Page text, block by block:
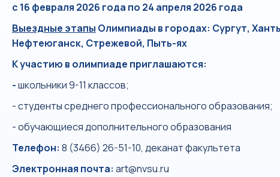
с 16 февраля 2026 года по 24 апреля 2026 года
Выездные этапы Олимпиады в городах: Сургут,
Нефтеюганск, Стрежевой, Пыть-ях
К участию в олимпиаде приглашаются:
-школьники 9-11 классов;
- студенты среднего профессионального образования;
- обучающиеся дополнительного образования
Телефон: 8 (3466) 26-51-10, деканат факультета
Электронная почта: art@nvsu.ru